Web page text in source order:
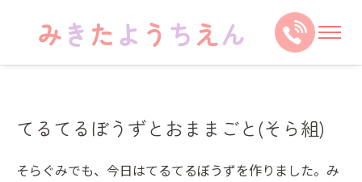
てるてるぼうずとおままごと(そら組)
そらぐみでも、今日はてるてるぼうずを作りました。み